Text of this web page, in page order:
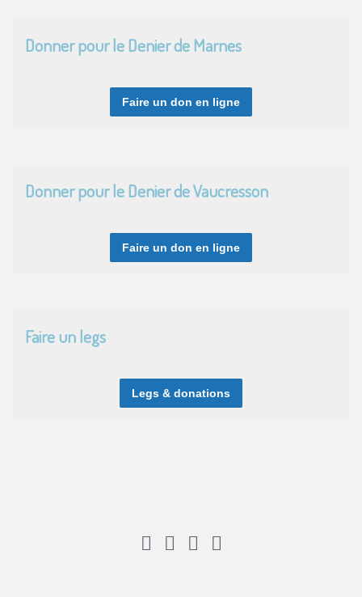
Donner pour le Denier de Marnes
Faire un don en ligne
Donner pour le Denier de Vaucresson
Faire un don en ligne
Faire un legs
Legs & donations